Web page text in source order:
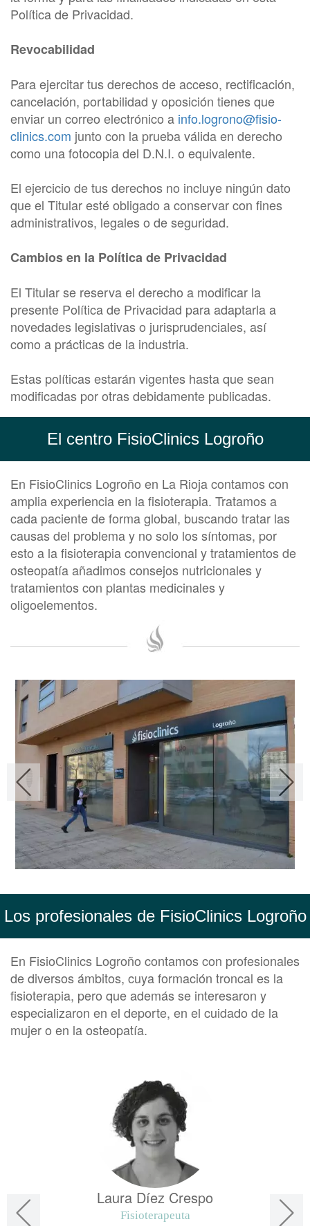
Política de Privacidad.
Revocabilidad
Para ejercitar tus derechos de acceso, rectificación,
cancelación, portabilidad y oposición tienes que
enviar un correo electrónico a info.logrono@fisio-
clinics.com junto con la prueba válida en derecho
como una fotocopia del D.N.I. o equivalente.
El ejercicio de tus derechos no incluye ningún dato
que el Titular esté obligado a conservar con fines
administrativos, legales o de seguridad.
Cambios en la Política de Privacidad
El Titular se reserva el derecho a modificar la
presente Política de Privacidad para adaptarla a
novedades legislativas o jurisprudenciales, así
como a prácticas de la industria.
Estas políticas estarán vigentes hasta que sean
modificadas por otras debidamente publicadas.
El centro FisioClinics Logroño
En FisioClinics Logroño en La Rioja contamos con
amplia experiencia en la fisioterapia. Tratamos a
cada paciente de forma global, buscando tratar las
causas del problema y no solo los síntomas, por
esto a la fisioterapia convencional y tratamientos de
osteopatía añadimos consejos nutricionales y
tratamientos con plantas medicinales y
oligoelementos.
Los profesionales de FisioClinics Logroño
En FisioClinics Logroño contamos con profesionales
de diversos ámbitos, cuya formación troncal es la
fisioterapia, pero que además se interesaron y
especializaron en el deporte, en el cuidado de la
mujer o en la osteopatía.
Laura Díez Crespo
Fisioterapeuta